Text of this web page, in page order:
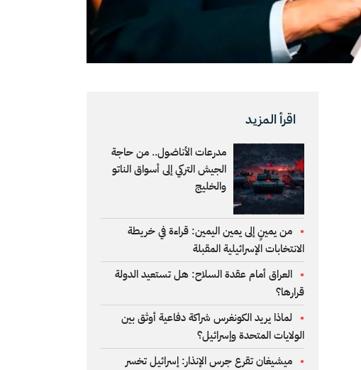
اقرأ المزيد
مدرعات الأناضول.. من حاجة
الجيش التركي إلى أسواق الناتو
والخليج
من يمينٍ إلى يمين اليمين: قراءة في خريطة
الانتخابات الإسرائيلية المقبلة
العراق أمام عقدة السلاح: هل تستعيد الدولة
قرارها؟
لماذا يريد الكونغرس شراكة دفاعية أوثق بين
الولايات المتحدة وإسرائيل؟
ميشيغان تقرع جرس الإنذار: إسرائيل تخسر